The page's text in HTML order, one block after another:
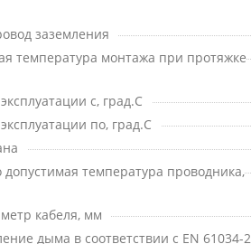
заземления
температура монтажа при протяжке
с, град.C
по, град.C
температура проводника,
кабеля, мм
дыма в соответствии с EN 61034-2